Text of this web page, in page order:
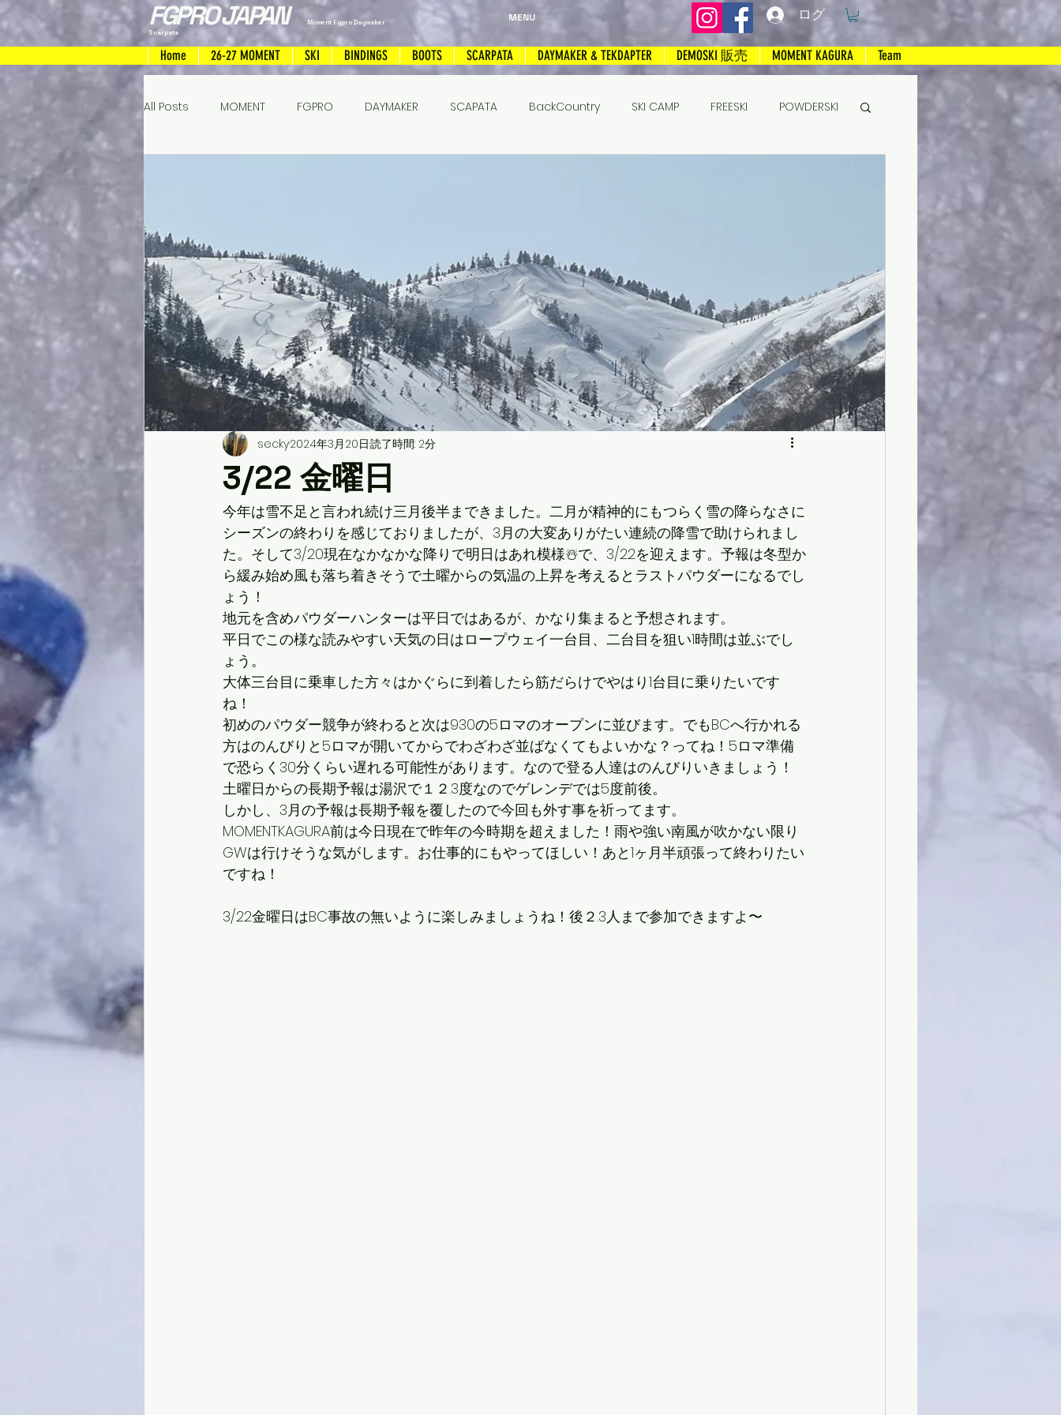
FGPRO JAPAN
Moment Fgpro Daymaker
Scarpata
MENU ログイン
Home 26-27 MOMENT SKI BINDINGS BOOTS SCARPATA DAYMAKER & TEKDAPTER DEMOSKI 販売 MOMENT KAGURA Team
All Posts MOMENT FGPRO DAYMAKER SCAPATA BackCountry SKI CAMP FREESKI POWDERSKI
3/22 金曜日
secky2024年3月20日読了時間: 2分
今年は雪不足と言われ続け三月後半まできました。二月が精神的にもつらく雪の降らなさに
シーズンの終わりを感じておりましたが、3月の大変ありがたい連続の降雪で助けられまし
た。そして3/20現在なかなかな降りで明日はあれ模様☃️で、3/22を迎えます。予報は冬型か
ら緩み始め風も落ち着きそうで土曜からの気温の上昇を考えるとラストパウダーになるでし
ょう！
地元を含めパウダーハンターは平日ではあるが、かなり集まると予想されます。
平日でこの様な読みやすい天気の日はロープウェイ一台目、二台目を狙い1時間は並ぶでし
ょう。
大体三台目に乗車した方々はかぐらに到着したら筋だらけでやはり1台目に乗りたいです
ね！
初めのパウダー競争が終わると次は930の5ロマのオープンに並びます。でもBCへ行かれる
方はのんびりと5ロマが開いてからでわざわざ並ばなくてもよいかな？ってね！5ロマ準備
で恐らく30分くらい遅れる可能性があります。なので登る人達はのんびりいきましょう！
土曜日からの長期予報は湯沢で１２.3度なのでゲレンデでは5度前後。
しかし、3月の予報は長期予報を覆したので今回も外す事を祈ってます。
MOMENTKAGURA前は今日現在で昨年の今時期を超えました！雨や強い南風が吹かない限り
GWは行けそうな気がします。お仕事的にもやってほしい！あと1ヶ月半頑張って終わりたい
ですね！
3/22金曜日はBC事故の無いように楽しみましょうね！後２.3人まで参加できますよ〜